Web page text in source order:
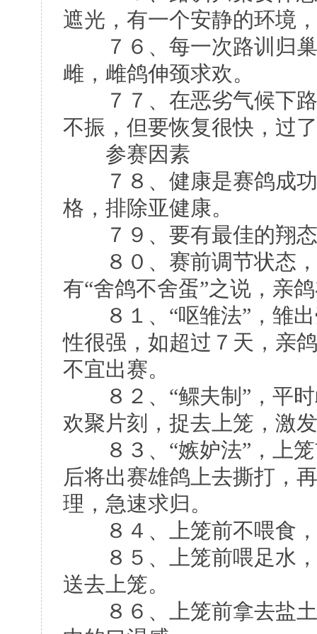
遮光，有一个安静的环境
７６、每一次路训归巢
雌，雌鸽伸颈求欢。
７７、在恶劣气候下路
不振，但要恢复很快，过
参赛因素
７８、健康是赛鸽成功
格，排除亚健康。
７９、要有最佳的翔态
８０、赛前调节状态，
有“舍鸽不舍蛋”之说，亲
８１、“呕雏法”，雏出
性很强，如超过７天，亲
不宜出赛。
８２、“鳏夫制”，平时
欢聚片刻，捉去上笼，激
８３、“嫉妒法”，上笼
后将出赛雄鸽上去撕打，
理，急速求归。
８４、上笼前不喂食，
８５、上笼前喂足水，
送去上笼。
８６、上笼前拿去盐土